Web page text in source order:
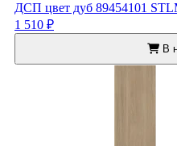
ДСП цвет дуб 89454101
1 510 ₽
В